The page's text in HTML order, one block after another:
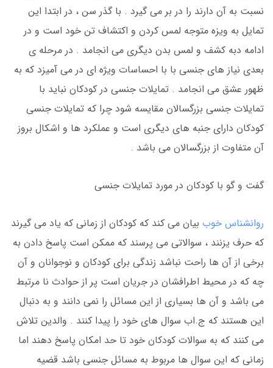
نسبت به آن دارند را در بر می گیرد . با گذر سن ، در ابتدا این
تمایل به ویزه متوجه لمس کردن و اکتشاف تن خود است و در
ادامه دبه کشف و لمس بدن دیگری می انجامد . در مرحله ی
بعدی نیاز های جنسی با با احساسات ویژه ای در می آمیزد که به
ظهور عشق می انجامد . تمایلات جنسی در کودکان نباید با
تمایلات جنسی بزرگسالان مقایسه شود چرا که تمایلات جنسی
کودکان دارای جنبه های دیگری است و عملکرد ها و اشکال بروز
آن متفاوت از بزرگسالان می باشد .
گفت و گو با کودکان در مورد تمایلات جنسی
روانشناس خوب بیان می کند که کودکان از زمانی که یاد می گیرند
که حرف یزنند ، سوالاتی می پرسند که ممکن است پاسخ دادن به
برخی از آن ها راحت نباشد زندگی برای کودکان و نوجوانان و آن
چه که در محیط اطرافشان در جریان است پر از حوادث نا مرتبط
می باشد و آن ها بسیاری از این مسائل را نمی دانند و به دنبال
این هستند که ج.اب سوال های خود را پیدا کنند . والدین تلاش
می کنند که به سوالات کودکان خود تا حد امکان پاسخ دهند اما
زمانی که این سوال ها مربوط به مسائل جنسی باشد قضیه